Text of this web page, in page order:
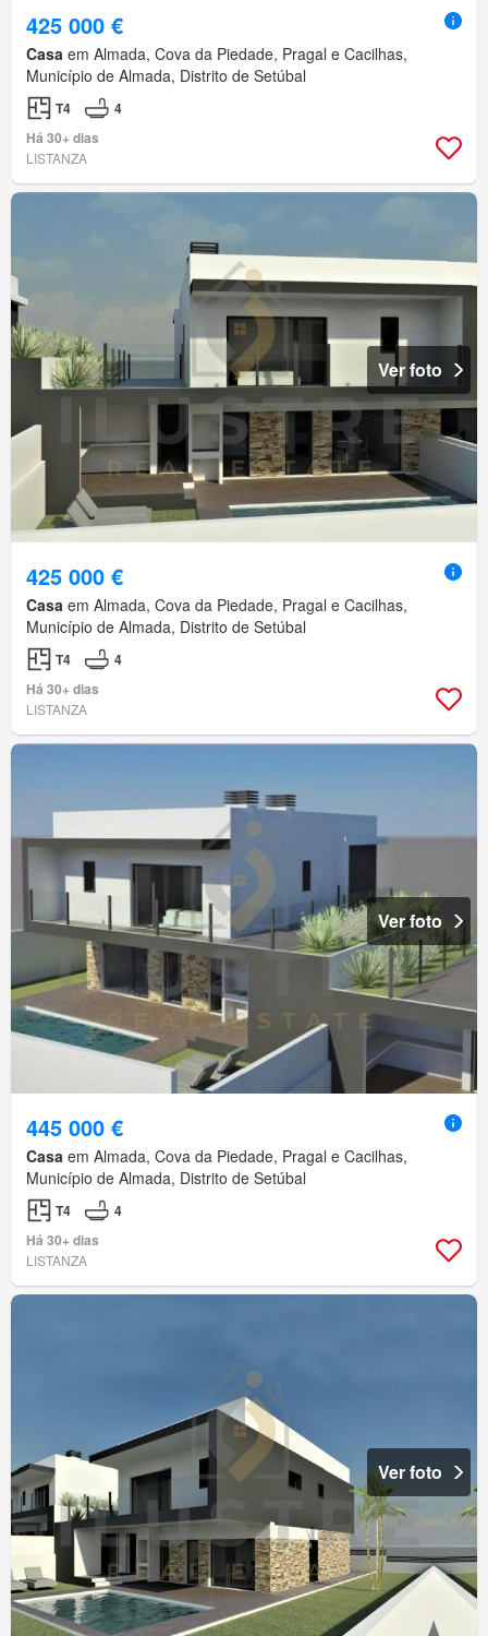
425 000 €
Casa em Almada, Cova da Piedade, Pragal e Cacilhas,
Município de Almada, Distrito de Setúbal
T4
4
Há 30+ dias
LISTANZA
Ver foto
425 000 €
Casa em Almada, Cova da Piedade, Pragal e Cacilhas,
Município de Almada, Distrito de Setúbal
T4
4
Há 30+ dias
LISTANZA
Ver foto
445 000 €
Casa em Almada, Cova da Piedade, Pragal e Cacilhas,
Município de Almada, Distrito de Setúbal
T4
4
Há 30+ dias
LISTANZA
Ver foto